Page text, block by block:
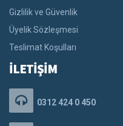
Gizlilik ve Güvenlik
Üyelik Sözleşmesi
Teslimat Koşulları
İLETİŞİM
0312 424 0 450